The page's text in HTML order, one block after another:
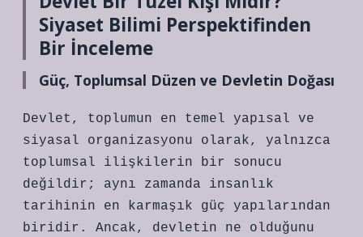
Siyaset Bilimi Perspektifinden
Bir İnceleme
Güç, Toplumsal Düzen ve Devletin Doğası
Devlet, toplumun en temel yapısal ve
siyasal organizasyonu olarak, yalnızca
toplumsal ilişkilerin bir sonucu
değildir; aynı zamanda insanlık
tarihinin en karmaşık güç yapılarından
biridir. Ancak, devletin ne olduğunu